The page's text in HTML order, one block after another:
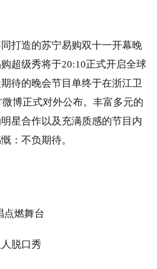
打造的苏宁易购双十一开幕晚
超级秀将于20:10正式开启全球
待的晚会节目单终于在浙江卫
博正式对外公布。丰富多元的
星合作以及充满质感的节目内
：不负期待。
点燃舞台
脱口秀